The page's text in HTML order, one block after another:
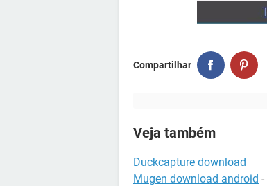
Compartilhar
Veja também
Duckcapture download
Mugen download android -